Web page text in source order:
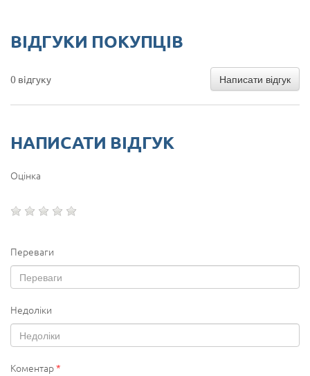
ВІДГУКИ ПОКУПЦІВ
0 відгуку Написати відгук
НАПИСАТИ ВІДГУК
Оцінка
Переваги
Недоліки
Коментар*